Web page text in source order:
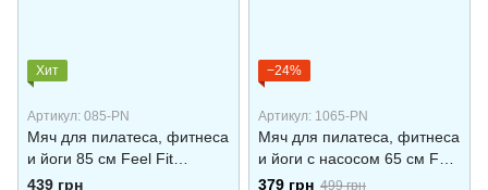
Хит
Артикул: 085-PN
Мяч для пилатеса, фитнеса
и йоги 85 см Feel Fit
фитбол Розовый
439 грн
−24%
Артикул: 1065-PN
Мяч для пилатеса, фитнеса
и йоги с насосом 65 см Feel
Fit фитбол Серый
379 грн 499 грн